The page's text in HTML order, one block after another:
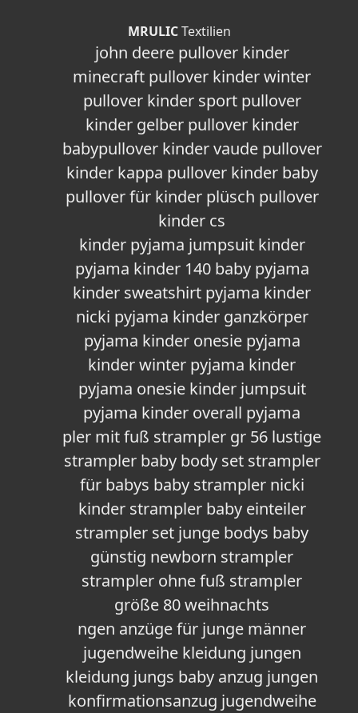
MRULICTextilien
john deere pullover kinder
minecraft pullover kinder winter
pullover kinder sport pullover
kinder gelber pullover kinder
babypullover kinder vaude pullover
kinder kappa pullover kinder baby
pullover für kinder plüsch pullover
kinder cs
kinder pyjama jumpsuit kinder
pyjama kinder 140 baby pyjama
kinder sweatshirt pyjama kinder
nicki pyjama kinder ganzkörper
pyjama kinder onesie pyjama
kinder winter pyjama kinder
pyjama onesie kinder jumpsuit
pyjama kinder overall pyjama
pler mit fuß strampler gr 56 lustige
strampler baby body set strampler
für babys baby strampler nicki
kinder strampler baby einteiler
strampler set junge bodys baby
günstig newborn strampler
strampler ohne fuß strampler
größe 80 weihnachts
ngen anzüge für junge männer
jugendweihe kleidung jungen
kleidung jungs baby anzug jungen
konfirmationsanzug jugendweihe